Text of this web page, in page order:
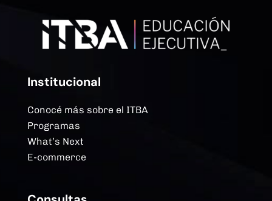
Institucional
Conocé más sobre el ITBA
Programas
What’s Next
E-commerce